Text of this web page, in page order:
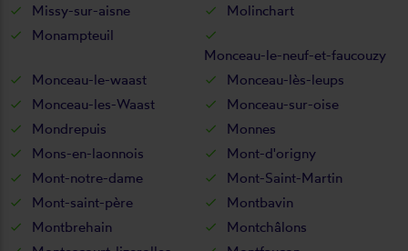
Missy-sur-aisne
Molinchart
Monampteuil
Monceau-le-neuf-et-faucouzy
Monceau-le-waast
Monceau-lès-leups
Monceau-les-Waast
Monceau-sur-oise
Mondrepuis
Monnes
Mons-en-laonnois
Mont-d'origny
Mont-notre-dame
Mont-Saint-Martin
Mont-saint-père
Montbavin
Montbrehain
Montchâlons